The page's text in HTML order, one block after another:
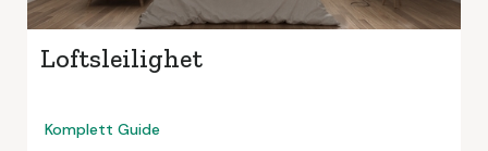
Loftsleilighet
Komplett Guide